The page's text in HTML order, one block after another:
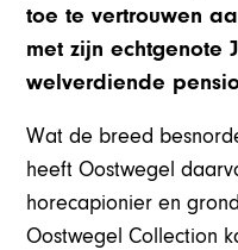
toe te vertrouwen
met zijn echtgenote
welverdiende
Wat de breed
heeft Oostwegel
horecapionier en
Oostwegel Collection